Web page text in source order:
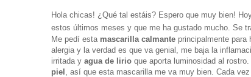
Hola chicas! ¿Qué tal estáis? Espero que muy bien!
estos últimos meses y que me ha gustado mucho. Se
Me pedí esta mascarilla calmante principalmente para
alergia y la verdad es que va genial, me baja la
irritada y agua de lirio que aporta luminosidad al
piel , así que esta mascarilla me va muy bien. Cada vez